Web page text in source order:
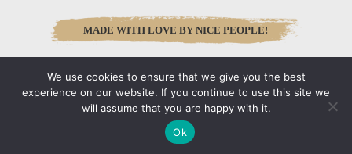
MADE WITH LOVE BY NICE PEOPLE!
Inscreva-se
We use cookies to ensure that we give you the best
experience on our website. If you continue to use this site we
will assume that you are happy with it.
Ok